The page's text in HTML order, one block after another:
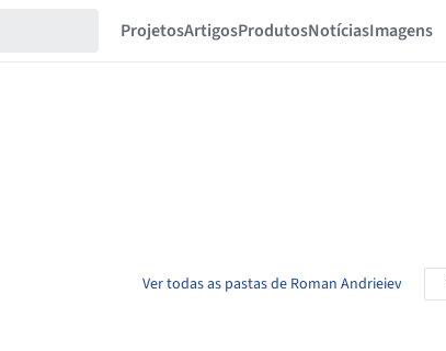
ProjetosArtigosProdutosNotíciasImagens
Ver todas as pastas de Roman Andrieiev